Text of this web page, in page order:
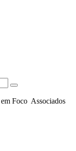
Foco Associados